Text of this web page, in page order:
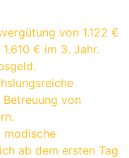
von 1.122 €
€ im 3. Jahr.
von
modische
ab dem ersten Tag